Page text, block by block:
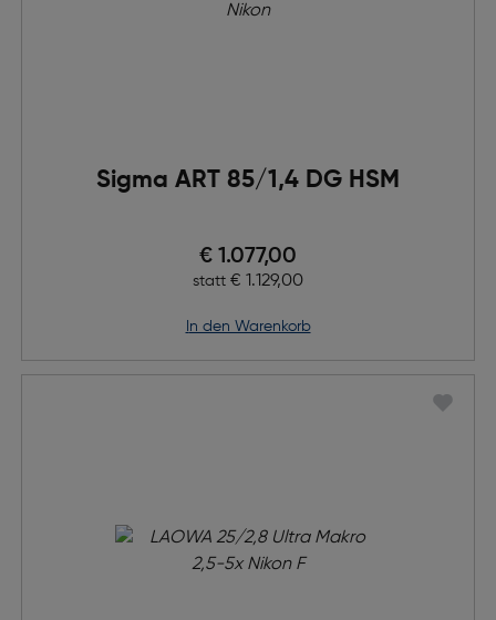
Sigma ART 85/1,4 DG HSM
Preis nach Rabatts
€ 1.077,00
statt Ursprünglicher Preis
€ 1.129,00
in den Warenkorb